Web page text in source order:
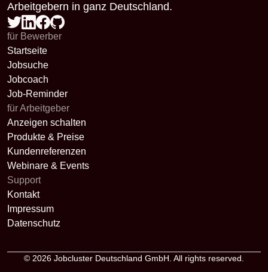
Arbeitgebern in ganz Deutschland.
für Bewerber
Startseite
Jobsuche
Jobcoach
Job-Reminder
für Arbeitgeber
Anzeigen schalten
Produkte & Preise
Kundenreferenzen
Webinare & Events
Support
Kontakt
Impressum
Datenschutz
© 2026 Jobcluster Deutschland GmbH. All rights reserved.